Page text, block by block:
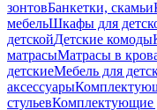
зонтовБанкетки, скамьи
мебельШкафы для
детскойДетские комоды
матрасыМатрасы в
детскиеМебель для
аксессуары
стульевКомплектующие